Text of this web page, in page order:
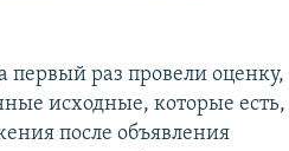
первый раз провели оценку,
исходные, которые есть,
после объявления